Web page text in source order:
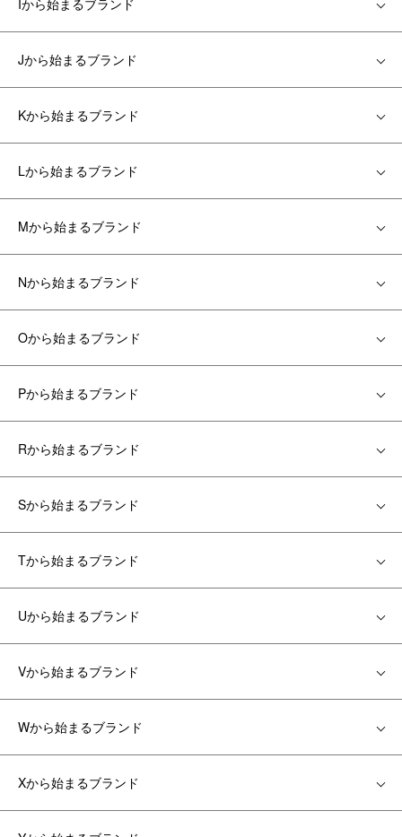
Iから始まるブランド
Jから始まるブランド
Kから始まるブランド
Lから始まるブランド
Mから始まるブランド
Nから始まるブランド
Oから始まるブランド
Pから始まるブランド
Rから始まるブランド
Sから始まるブランド
Tから始まるブランド
Uから始まるブランド
Vから始まるブランド
Wから始まるブランド
Xから始まるブランド